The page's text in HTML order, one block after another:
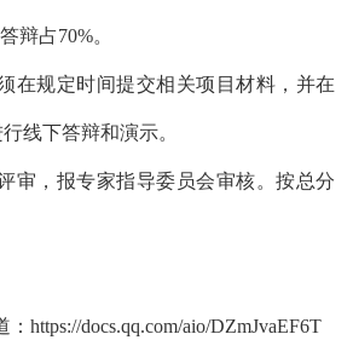
辩占70%。
在规定时间提交相关项目材料，并在
线下答辩和演示。
审，报专家指导委员会审核。按总分
： https://docs.qq.com/aio/DZmJvaEF6T